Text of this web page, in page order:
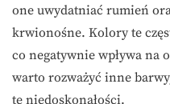
one uwydatniać rumień
krwionośne. Kolory te
co negatywnie wpływa na
warto rozważyć inne
te niedoskonałości.